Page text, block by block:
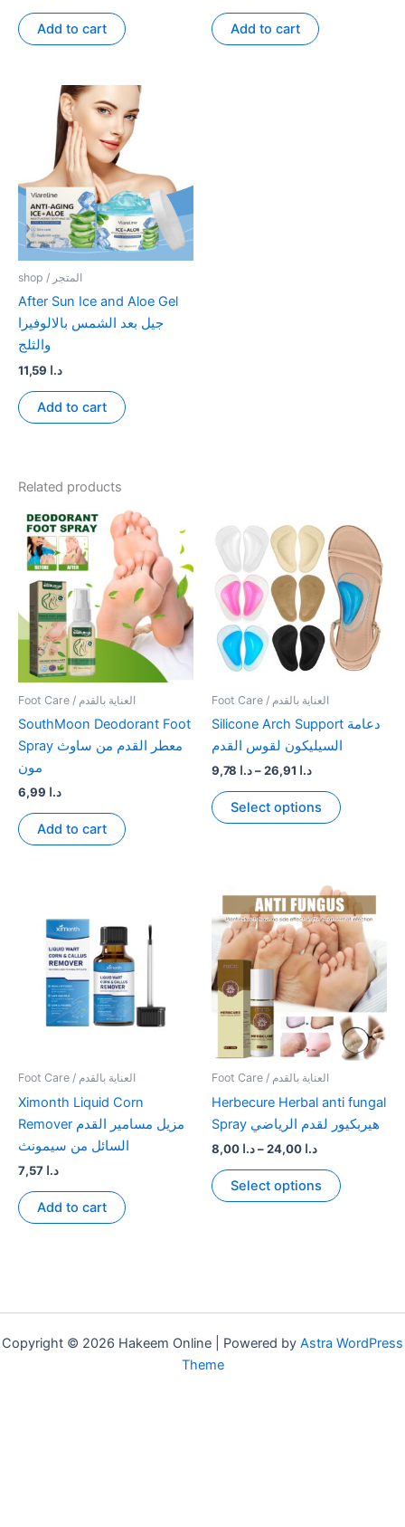
Add to cart Add to cart
shop / المتجر
After Sun Ice and Aloe Gel
جيل بعد الشمس بالالوفيرا
والثلج
د.ا
Add to cart
Related products
Foot Care / العناية بالقدم
SouthMoon Deodorant Foot
Spray معطر القدم من ساوث
مون
د.ا
Add to cart
Foot Care / العناية بالقدم
Silicone Arch Support دعامة
السيليكون لقوس القدم
د.ا– د.اPrice
د.ا 9,78
through
Select options
product
The
options
may
be
chosen
on
the
product
Foot Care / العناية بالقدم
Ximonth Liquid Corn
Remover مزيل مسامير القدم
السائل من سيمونث
د.ا
Add to cart
Foot Care / العناية بالقدم
Herbecure Herbal anti fungal
Spray هيربكيور لقدم الرياضي
د.ا– د.اPrice
د.ا 8,00
through
Select options
product
be
Copyright © 2026 Hakeem Online | Powered by Astra WordPress
Theme